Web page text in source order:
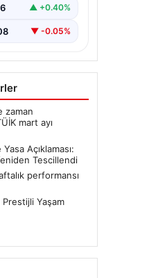
▲ +0.40%
▼ -0.05%
zaman
mart ayı
Açıklaması:
Tescillendi
performansı
Yaşam